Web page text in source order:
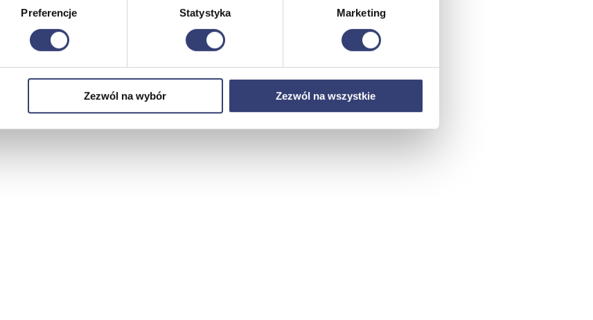
Preferencje Statystyka Marketing
Zezwól na wybór Zezwól na wszystkie